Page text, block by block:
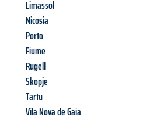
Limassol
Nicosia
Porto
Fiume
Rugell
Skopje
Tartu
Vila Nova de Gaia